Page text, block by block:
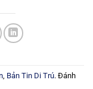
Bản Tin Di Trú. Đánh